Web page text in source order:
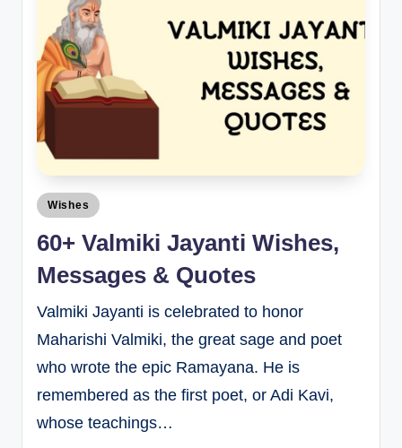
Wishes
60+ Valmiki Jayanti Wishes,
Messages & Quotes
Valmiki Jayanti is celebrated to honor
Maharishi Valmiki, the great sage and poet
who wrote the epic Ramayana. He is
remembered as the first poet, or Adi Kavi,
whose teachings…